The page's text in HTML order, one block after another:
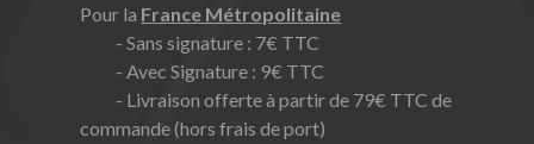
Pour la France Métropolitaine
- Sans signature : 7€ TTC
- Avec Signature : 9€ TTC
- Livraison offerte à partir de 79€ TTC de
commande (hors frais de port)